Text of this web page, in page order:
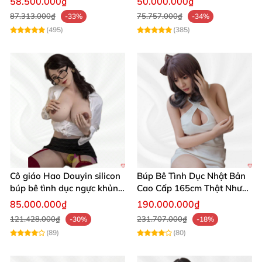
Búp bê tình dục bán thân ZZ014 ngực săn chắc hông to hấp
dẫn
87.313.000₫
-33%
(495)
75.757.000₫
-34%
(385)
Cô giáo Hao Douyin silicon
búp bê tình dục ngực khủng
Starpery
85.000.000₫
121.428.000₫
-30%
(89)
Búp Bê Tình Dục Nhật Bản
Cao Cấp 165cm Thật Như
Người Thật
190.000.000₫
231.707.000₫
-18%
(80)